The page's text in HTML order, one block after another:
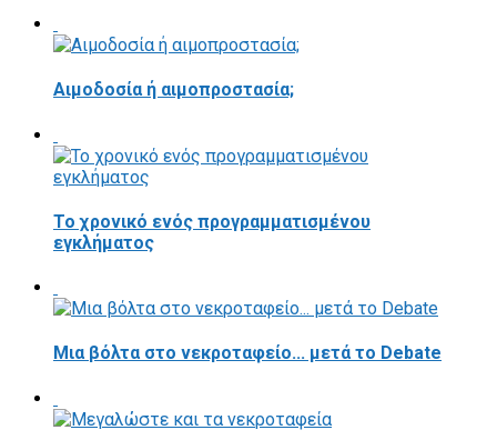
Αιμοδοσία ή αιμοπροστασία;
Το χρονικό ενός προγραμματισμένου
εγκλήματος
Μια βόλτα στο νεκροταφείο... μετά το Debate